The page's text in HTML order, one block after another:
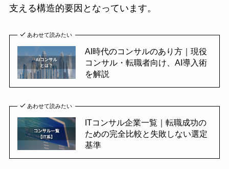
支える構造的要因となっています。
あわせて読みたい
AI時代のコンサルのあり方｜現役
コンサル・転職者向け、AI導入術
を解説
あわせて読みたい
ITコンサル企業一覧｜転職成功の
ための完全比較と失敗しない選定
基準